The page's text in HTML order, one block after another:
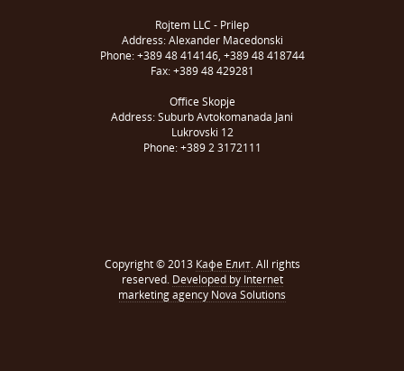
Rojtem LLC - Prilep
Address: Alexander Macedonski
Phone: +389 48 414146, +389 48 418744
Fax: +389 48 429281
Office Skopje
Address: Suburb Avtokomanada Jani
Lukrovski 12
Phone: +389 2 3172111
Copyright © 2013 Кафе Елит. All rights
reserved. Developed by Internet
marketing agency Nova Solutions